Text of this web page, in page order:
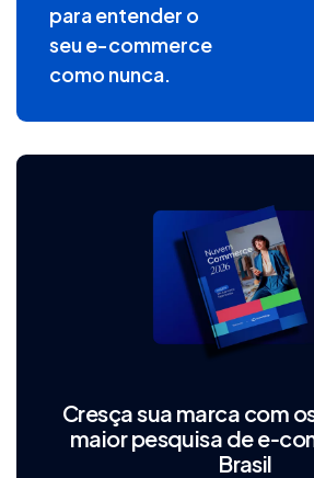
para entender o
seu e-commerce
como nunca.
Cresça sua marca com
maior pesquisa de
Brasil